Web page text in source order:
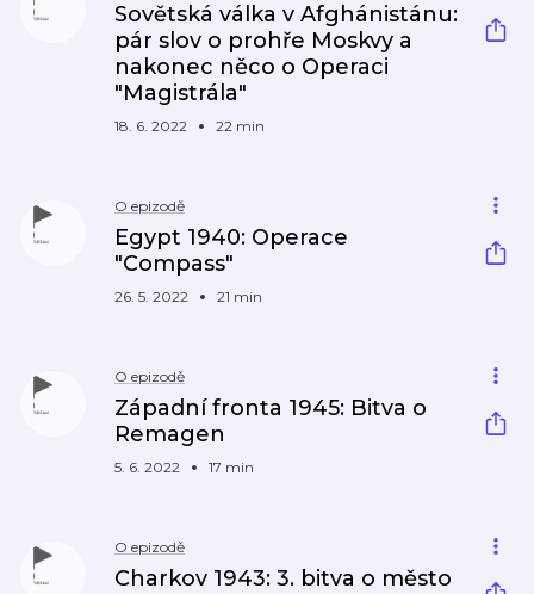
Sovětská válka v Afghánistánu:
pár slov o prohře Moskvy a
nakonec něco o Operaci
"Magistrála"
18. 6. 2022 22 min
O epizodě
Egypt 1940: Operace
"Compass"
26. 5. 2022 21 min
O epizodě
Západní fronta 1945: Bitva o
Remagen
5. 6. 2022 17 min
O epizodě
Charkov 1943: 3. bitva o město